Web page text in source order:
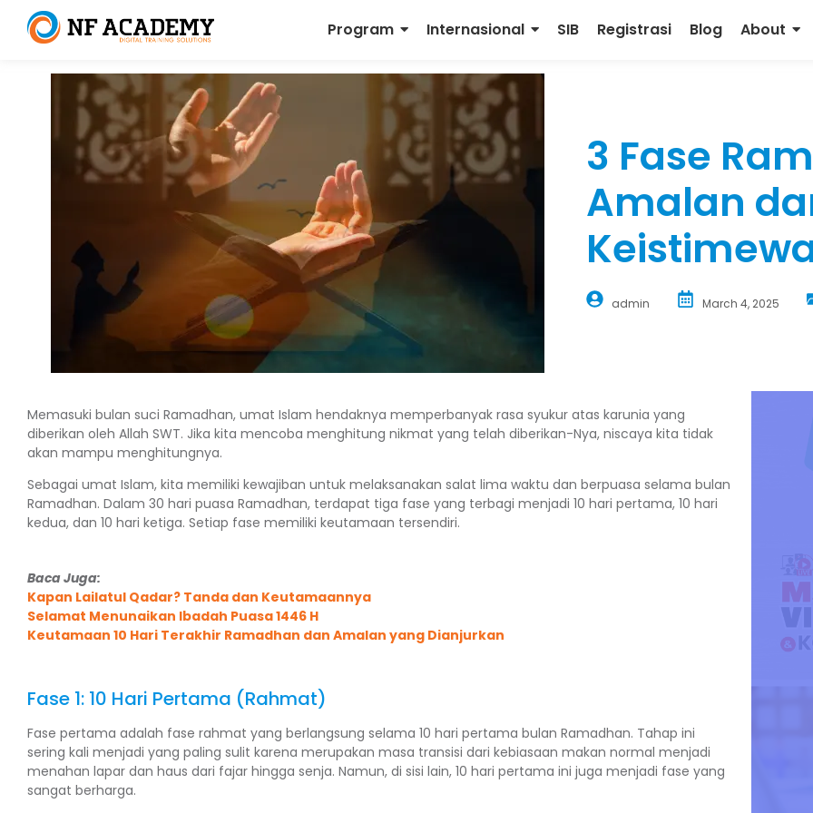
Program Internasional SIB Registrasi Blog About
3 Fase
Amalan
admin March 4, 2025
Memasuki bulan suci Ramadhan, umat Islam hendaknya memperbanyak rasa syukur atas karunia yang
diberikan oleh Allah SWT. Jika kita mencoba menghitung nikmat yang telah diberikan-Nya, niscaya kita tidak
akan mampu menghitungnya.
Sebagai umat Islam, kita memiliki kewajiban untuk melaksanakan salat lima waktu dan berpuasa selama bulan
Ramadhan. Dalam 30 hari puasa Ramadhan, terdapat tiga fase yang terbagi menjadi 10 hari pertama, 10 hari
kedua, dan 10 hari ketiga. Setiap fase memiliki keutamaan tersendiri.
Baca Juga:
Kapan Lailatul Qadar? Tanda dan Keutamaannya
Selamat Menunaikan Ibadah Puasa 1446 H
Keutamaan 10 Hari Terakhir Ramadhan dan Amalan yang Dianjurkan
Fase 1: 10 Hari Pertama (Rahmat)
Fase pertama adalah fase rahmat yang berlangsung selama 10 hari pertama bulan Ramadhan. Tahap ini
sering kali menjadi yang paling sulit karena merupakan masa transisi dari kebiasaan makan normal menjadi
menahan lapar dan haus dari fajar hingga senja. Namun, di sisi lain, 10 hari pertama ini juga menjadi fase yang
sangat berharga.